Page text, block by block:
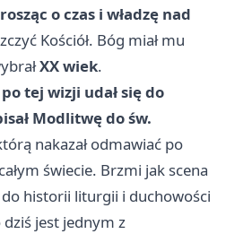
o czas i władzę nad
Kościół. Bóg miał mu
XX wiek.
tej wizji udał się do
Modlitwę do św.
nakazał odmawiać po
świecie. Brzmi jak scena
historii liturgii i duchowości
dziś jest jednym z